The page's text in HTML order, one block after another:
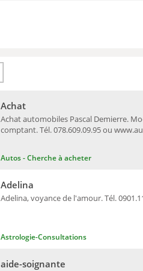
Autos - Cherche à acheter
Achat automobiles Pascal Demierre.
comptant. Tél. 078.609.09.95 ou
Achat
Astrologie-Consultations
Adelina, voyance de l'amour. Tél.
Adelina
aide-soignante